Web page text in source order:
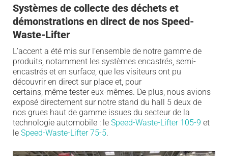
Systèmes de collecte des déchets et
démonstrations en direct de nos Speed-
Waste-Lifter
L’accent a été mis sur l’ensemble de notre gamme de
produits, notamment les systèmes encastrés, semi-
encastrés et en surface, que les visiteurs ont pu
découvrir en direct sur place et, pour
certains, même tester eux-mêmes. De plus, nous avions
exposé directement sur notre stand du hall 5 deux de
nos grues haut de gamme issues du secteur de la
technologie automobile : le Speed-Waste-Lifter 105-9 et
le Speed-Waste-Lifter 75-5.